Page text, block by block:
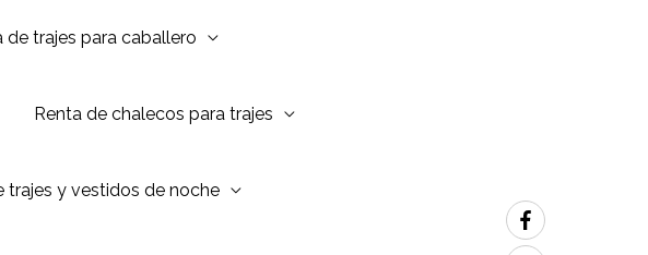
de trajes para caballero
Renta de chalecos para trajes
trajes y vestidos de noche